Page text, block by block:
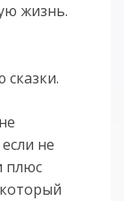
жизнь.
не
плюс